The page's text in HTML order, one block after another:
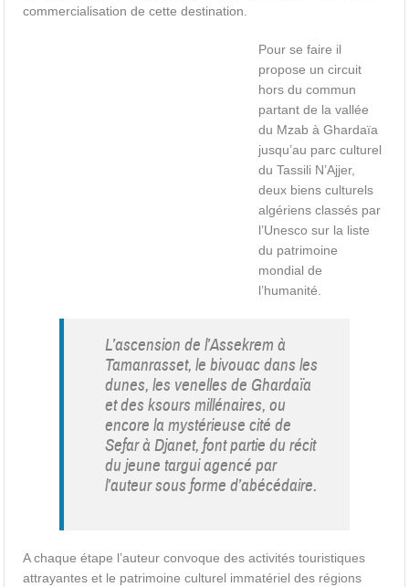
commercialisation de cette destination.
Pour se faire il
propose un circuit
hors du commun
partant de la vallée
du Mzab à Ghardaïa
jusqu’au parc culturel
du Tassili N’Ajjer,
deux biens culturels
algériens classés par
l’Unesco sur la liste
du patrimoine
mondial de
l’humanité.
L’ascension de l’Assekrem à
Tamanrasset, le bivouac dans les
dunes, les venelles de Ghardaïa
et des ksours millénaires, ou
encore la mystérieuse cité de
Sefar à Djanet, font partie du récit
du jeune targui agencé par
l’auteur sous forme d’abécédaire.
A chaque étape l’auteur convoque des activités touristiques
attrayantes et le patrimoine culturel immatériel des régions